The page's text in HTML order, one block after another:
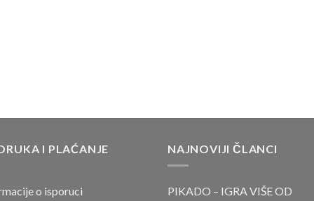
I PLAĆANJE
o isporuci
NAJNOVIJI ČLANCI
PIKADO – IGRA VIŠE OD